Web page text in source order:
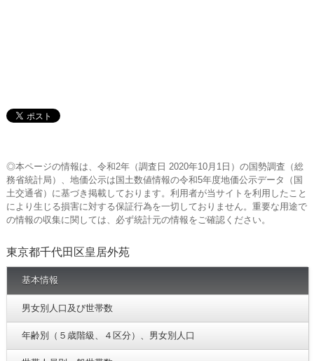
◎本ページの情報は、令和2年（調査日 2020年10月1日）の国勢調査（総
務省統計局）、地価公示は国土数値情報の令和5年度地価公示データ（国
土交通省）に基づき掲載しております。利用者が当サイトを利用したこと
により生じる損害に対する保証行為を一切しておりません。重要な用途で
の情報の収集に関しては、必ず統計元の情報をご確認ください。
東京都千代田区皇居外苑
基本情報
男女別人口及び世帯数
年齢別（５歳階級、４区分）、男女別人口